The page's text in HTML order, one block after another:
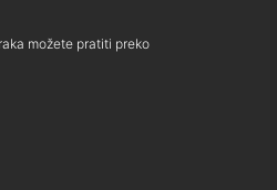
možete pratiti preko